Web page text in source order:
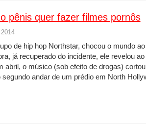
pênis quer fazer filmes pornôs
de hip hop Northstar, chocou o mundo
já recuperado do incidente, ele revelou
abril, o músico (sob efeito de drogas)
andar de um prédio em North